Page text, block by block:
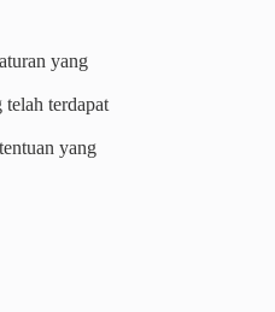
yang
telah terdapat
yang